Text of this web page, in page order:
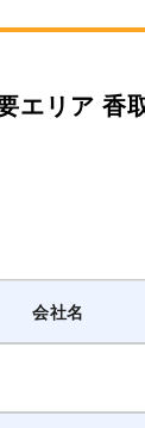
エリア 香
会社名